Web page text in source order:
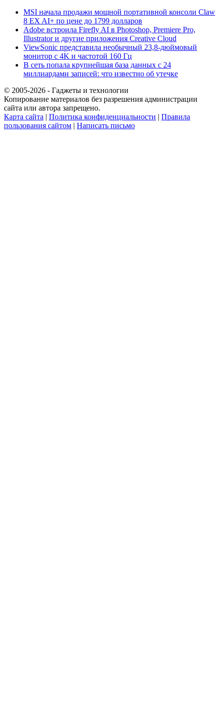
MSI начала продажи мощной портативной консоли Claw
8 EX AI+ по цене до 1799 долларов
Adobe встроила Firefly AI в Photoshop, Premiere Pro,
Illustrator и другие приложения Creative Cloud
ViewSonic представила необычный 23,8-дюймовый
монитор с 4K и частотой 160 Гц
В сеть попала крупнейшая база данных с 24
миллиардами записей: что известно об утечке
© 2005-2026 - Гаджеты и технологии
Копирование материалов без разрешения администрации
сайта или автора запрещено.
Карта сайта | Политика конфиденциальности | Правила
пользования сайтом | Написать письмо